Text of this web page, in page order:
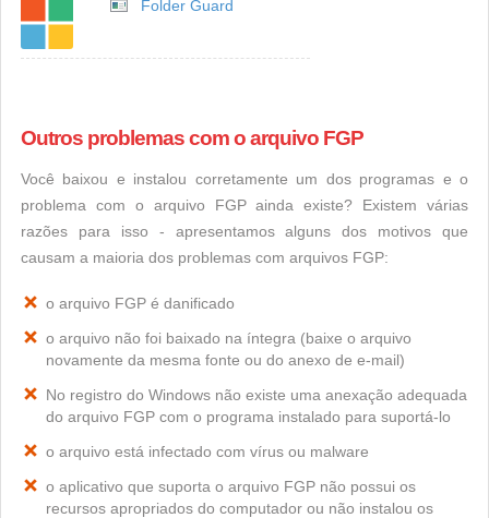
Folder Guard
Outros problemas com o arquivo FGP
Você baixou e instalou corretamente um dos programas e o
problema com o arquivo FGP ainda existe? Existem várias
razões para isso - apresentamos alguns dos motivos que
causam a maioria dos problemas com arquivos FGP:
o arquivo FGP é danificado
o arquivo não foi baixado na íntegra (baixe o arquivo
novamente da mesma fonte ou do anexo de e-mail)
No registro do Windows não existe uma anexação adequada
do arquivo FGP com o programa instalado para suportá-lo
o arquivo está infectado com vírus ou malware
o aplicativo que suporta o arquivo FGP não possui os
recursos apropriados do computador ou não instalou os